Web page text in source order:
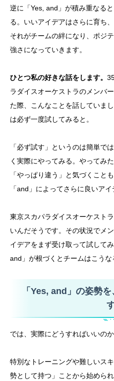
逆に「Yes, and」が積み重なる
る。いいアイデアはさらに育ち
それがチームの絆になり、ポジ
強さになっていきます。
ひとつ私の好きな話をします。
ラダイスオーケストラのメンバ
た際、こんなことを話していま
は必ず一度試してみると。
「必ず試す」というのは簡単で
く実際にやってみる。やってみ
「やっぱり違う」と気づくこと
「and」によってさらに良いア
東京スカパラダイスオーケスト
いんだそうです。その状況でメ
イデアをまず受け取って試して
and」が根づくとチームはこうな
「Yes, and」の姿勢
では、実際にどうすればいいのか
特別なトレーニングや難しいス
勢として持つ」ことから始められ